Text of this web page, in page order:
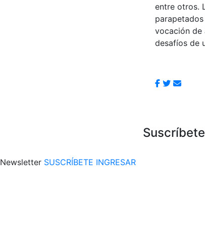
entre otros.
vocación de
desafíos de
Newsletter SUSCRÍBETE INGRESAR